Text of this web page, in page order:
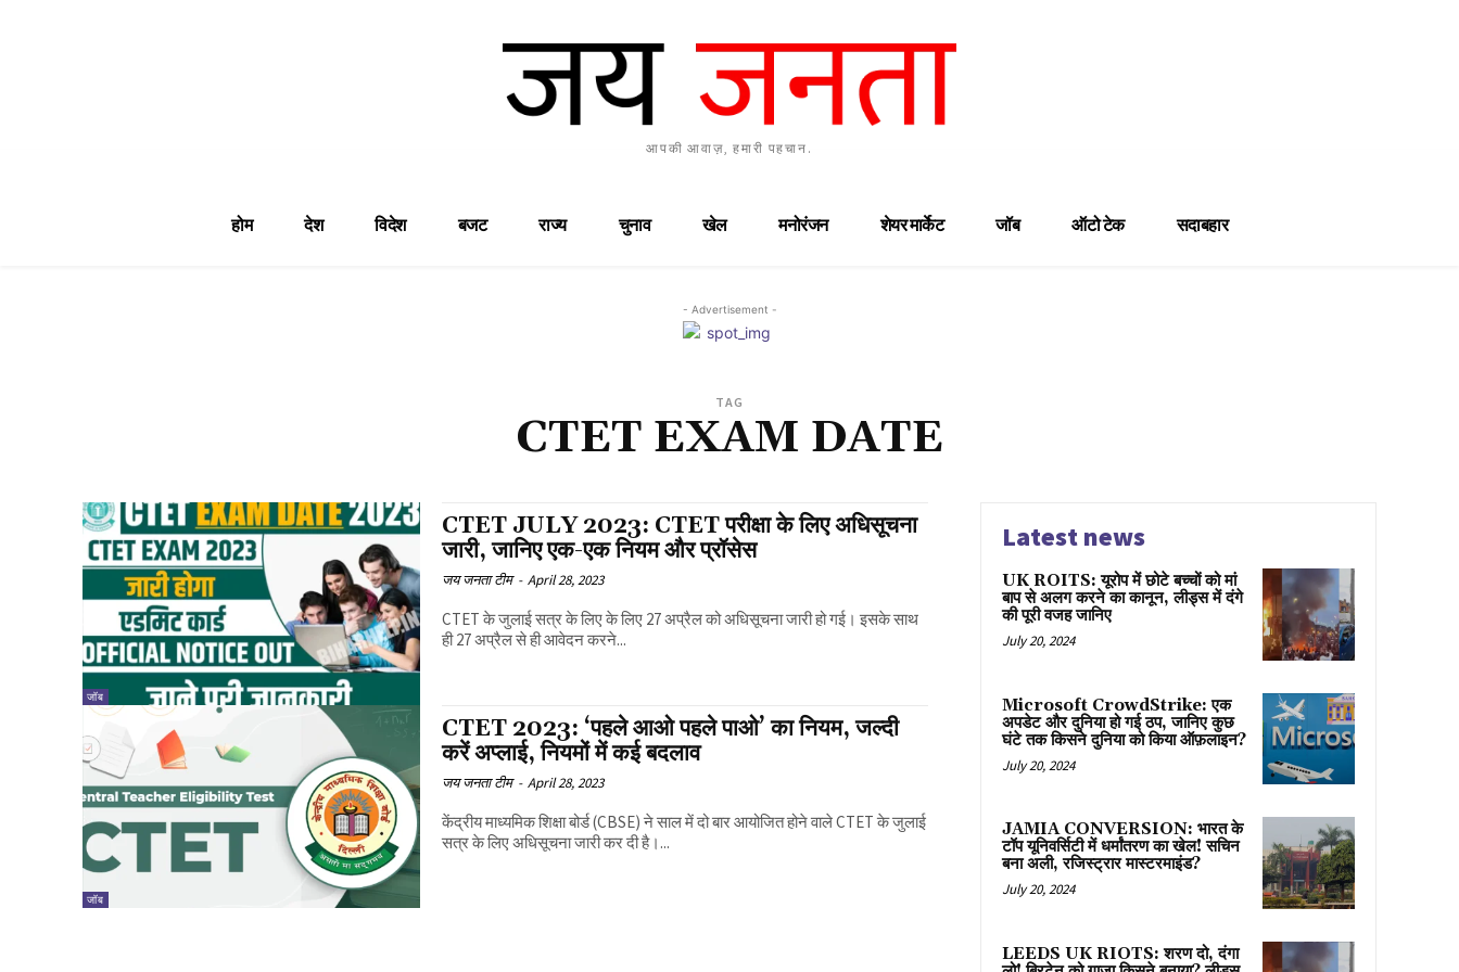
आपकी आवाज़, हमारी पहचान.
होम देश विदेश बजट राज्य चुनाव खेल मनोरंजन शेयर मार्केट जॉब ऑटो टेक सदाबहार
- Advertisement -
TAG
CTET EXAM DATE
जॉब
CTET JULY 2023: CTET परीक्षा के लिए अधिसूचना
जारी, जानिए एक-एक नियम और प्रॉसेस
जय जनता टीम - April 28, 2023
CTET के जुलाई सत्र के लिए के लिए 27 अप्रैल को अधिसूचना जारी हो गई। इसके साथ
ही 27 अप्रैल से ही आवेदन करने...
जॉब
CTET 2023: ‘पहले आओ पहले पाओ’ का नियम, जल्दी
करें अप्लाई, नियमों में कई बदलाव
जय जनता टीम - April 28, 2023
केंद्रीय माध्यमिक शिक्षा बोर्ड (CBSE) ने साल में दो बार आयोजित होने वाले CTET के जुलाई
सत्र के लिए अधिसूचना जारी कर दी है।...
Latest news
UK ROITS: यूरोप में छोटे बच्चों को मां
बाप से अलग करने का कानून, लीड्स में दंगे
की पूरी वजह जानिए
July 20, 2024
Microsoft CrowdStrike: एक
अपडेट और दुनिया हो गई ठप, जानिए कुछ
घंटे तक किसने दुनिया को किया ऑफ़लाइन?
July 20, 2024
JAMIA CONVERSION: भारत के
टॉप यूनिवर्सिटी में धर्मांतरण का खेल! सचिन
बना अली, रजिस्ट्रार मास्टरमाइंड?
July 20, 2024
LEEDS UK RIOTS: शरण दो, दंगा